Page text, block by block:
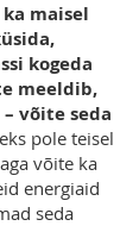
maisel
kogeda
meeldib,
võite seda
pole teisel
võite ka
energiaid
seda